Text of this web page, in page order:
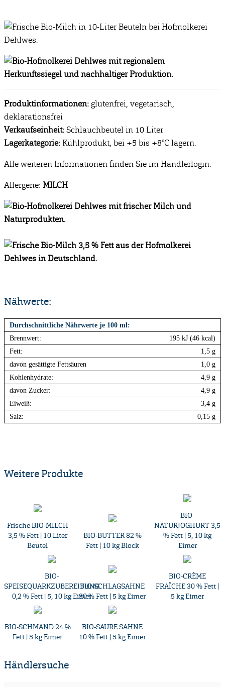
Produktinformationen: glutenfrei, vegetarisch,
deklarationsfrei
Verkaufseinheit:Schlauchbeutel in 10 Liter
Lagerkategorie: Kühlprodukt, bei +5 bis +8°C lagern.
Alle weiteren Informationen finden Sie im Händlerlogin.
Allergene: MILCH
Nähwerte:
Durchschnittliche Nährwerte je 100 ml:
Brennwert:
195 kJ (46 kcal)
Fett:
1,5 g
davon gesättigte Fettsäuren
1,0 g
Kohlenhydrate:
4,9 g
davon Zucker:
4,9 g
Eiweiß:
3,4 g
Salz:
0,15 g
Weitere Produkte
Frische BIO-MILCH
3,5 % Fett | 10 Liter
Beutel
BIO-BUTTER 82 %
Fett | 10 kg Block
BIO-
NATURJOGHURT 3,5
% Fett | 5, 10 kg
Eimer
BIO-
SPEISEQUARKZUBEREITUNG
0,2 % Fett | 5, 10 kg Eimer
BIO-SCHLAGSAHNE
30 % Fett | 5 kg Eimer
BIO-CRÈME
FRAÎCHE 30 % Fett |
5 kg Eimer
BIO-SCHMAND 24 %
Fett | 5 kg Eimer
BIO-SAURE SAHNE
10 % Fett | 5 kg Eimer
Händlersuche